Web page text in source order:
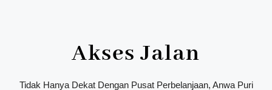
Akses Jalan
Tidak Hanya Dekat Dengan Pusat Perbelanjaan, Anwa Puri